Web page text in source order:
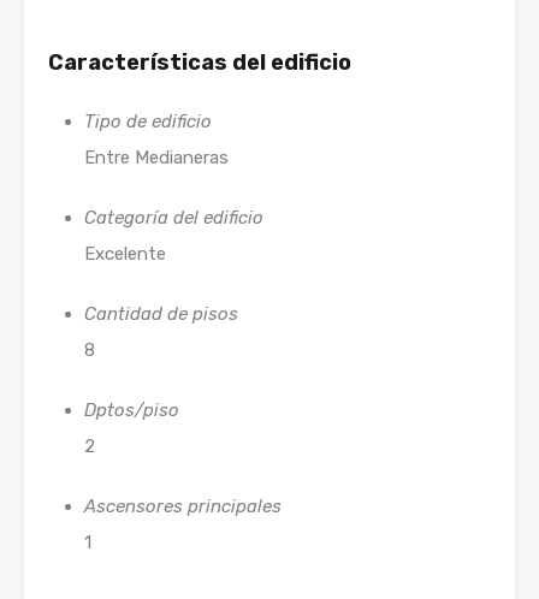
Características del edificio
Tipo de edificio
Entre Medianeras
Categoría del edificio
Excelente
Cantidad de pisos
8
Dptos/piso
2
Ascensores principales
1